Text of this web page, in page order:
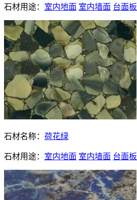
石材用途： 室内地面 室内墙面 台面板
石材名称： 荷花绿
石材用途： 室内地面 室内墙面 台面板